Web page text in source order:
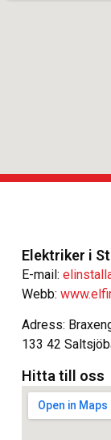
Elektriker i
E-mail:
Webb:
Adress:
133 42
Hitta till oss